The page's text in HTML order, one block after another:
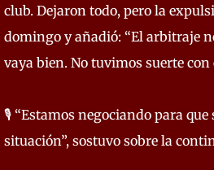
club. Dejaron todo, pero la
domingo y añadió: “El arbitraje
vaya bien. No tuvimos suerte
🎙️ “Estamos negociando para
situación”, sostuvo sobre la